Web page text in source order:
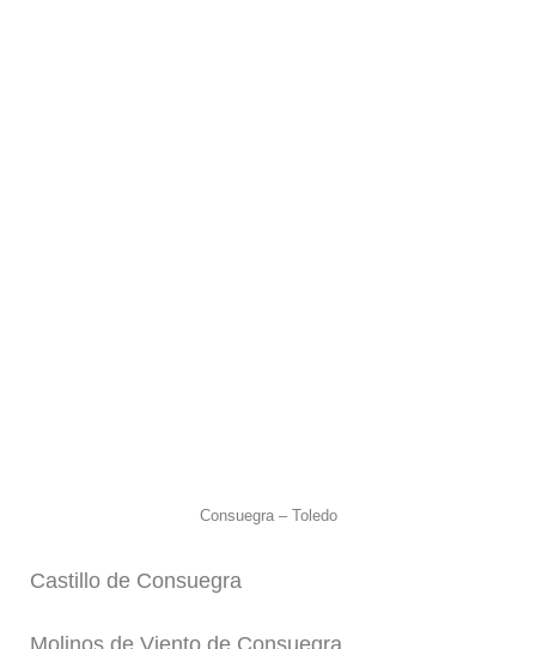
Consuegra – Toledo
Castillo de Consuegra
Molinos de Viento de Consuegra